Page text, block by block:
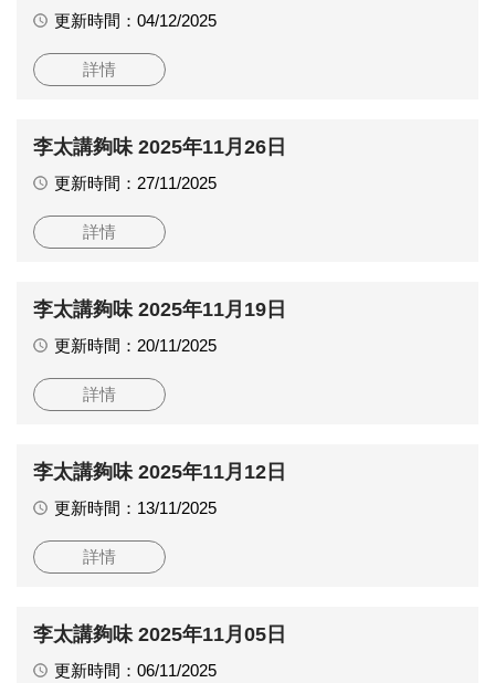
更新時間：04/12/2025
詳情
李太講夠味 2025年11月26日
更新時間：27/11/2025
詳情
李太講夠味 2025年11月19日
更新時間：20/11/2025
詳情
李太講夠味 2025年11月12日
更新時間：13/11/2025
詳情
李太講夠味 2025年11月05日
更新時間：06/11/2025